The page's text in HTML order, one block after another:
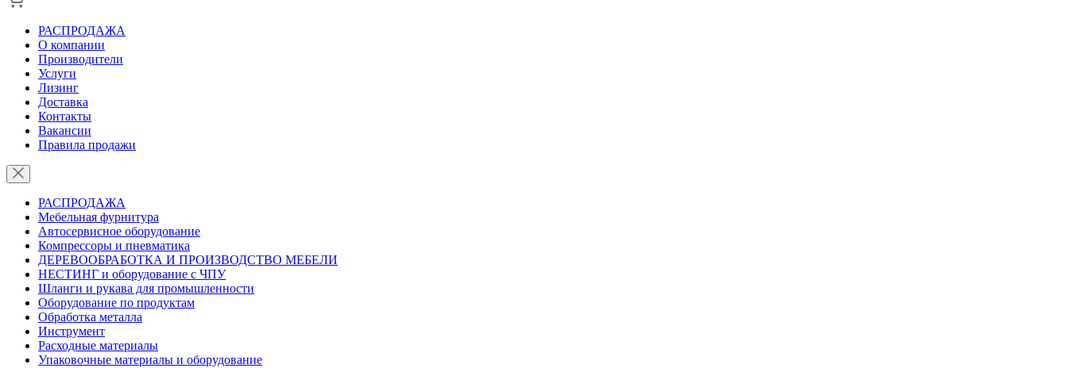
РАСПРОДАЖА
О компании
Производители
Услуги
Лизинг
Доставка
Контакты
Вакансии
Правила продажи
РАСПРОДАЖА
Мебельная фурнитура
Автосервисное оборудование
Компрессоры и пневматика
ДЕРЕВООБРАБОТКА И ПРОИЗВОДСТВО МЕБЕЛИ
НЕСТИНГ и оборудование с ЧПУ
Шланги и рукава для промышленности
Оборудование по продуктам
Обработка металла
Инструмент
Расходные материалы
Упаковочные материалы и оборудование